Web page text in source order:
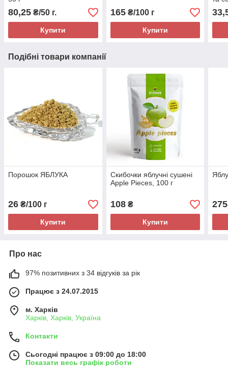
80,25 ₴/50 г.
Купити
165₴/100 г
Купити
Подібні товари компанії
Порошок ЯБЛУКА
26 ₴/100 г
Купити
Скибочки яблучні сушені
Apple Pieces, 100 г
108₴
Купити
275
Про нас
97% позитивних з 34 відгуків за рік
Працює з 24.07.2015
м. Харків
Харків, Харків, Україна
Контакти
Сьогодні працює з 09:00 до 18:00
Показати весь графік роботи